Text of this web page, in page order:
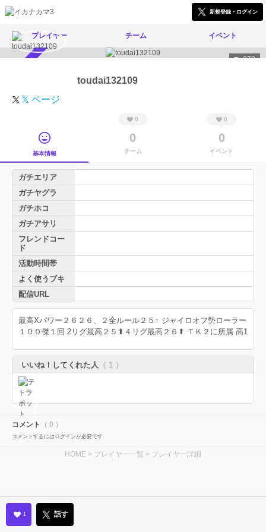
新規登録・ログイン
プレイヤー チーム イベント
278
toudai132109
𝕏 ページ
基本情報
0
0
チーム
0
0
イベント
ガチエリア
ガチヤグラ
ガチホコ
ガチアサリ
フレンドコー
ド
活動時間帯
よく使うブキ
配信URL
最高Xパワー２６２６、２全ルール２５↑ ジャイロオフ勢ローラー
１００傑１回 2リグ最高２５⬆︎４リグ最高２６⬆︎ ＴＫ２に所属 高1
いいね！してくれた人 （ 1 ）
コメント （ 0 ）
コメントするにはログインが必要です
HOME > プレイヤー一覧 > プレイヤー詳細
1 話す